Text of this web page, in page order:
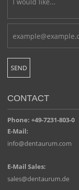
CONTACT
Phone: +49-7231-803-0
E-Mail:
info@dentaurum.com
E-Mail Sales:
sales@dentaurum.de